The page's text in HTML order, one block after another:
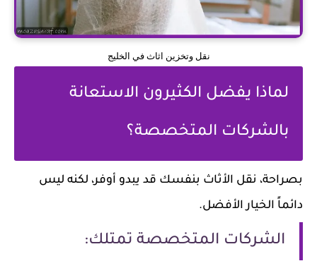
نقل وتخزين اثاث في الخليج
لماذا يفضل الكثيرون الاستعانة
بالشركات المتخصصة؟
بصراحة، نقل الأثاث بنفسك قد يبدو أوفر، لكنه ليس
دائماً الخيار الأفضل.
الشركات المتخصصة تمتلك: